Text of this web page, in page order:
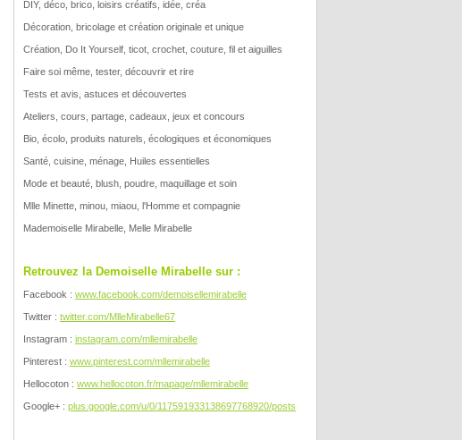
Mars (3)
Février(3)
DIY, déco, brico, loisirs créatifs, idée, créa
Décoration, bricolage et création originale et unique
Création, Do It Yourself, ticot, crochet, couture, fil et aiguilles
Faire soi même, tester, découvrir et rire
Tests et avis, astuces et découvertes
Ateliers, cours, partage, cadeaux, jeux et concours
Bio, écolo, produits naturels, écologiques et économiques
Santé, cuisine, ménage, Huiles essentielles
Mode et beauté, blush, poudre, maquillage et soin
Mlle Minette, minou, miaou, l'Homme et compagnie
Mademoiselle Mirabelle, Melle Mirabelle
Retrouvez la Demoiselle Mirabelle sur :
Facebook : www.facebook.com/demoisellemirabelle
Twitter : twitter.com/MlleMirabelle67
Instagram : instagram.com/mllemirabelle
Pinterest : www.pinterest.com/mllemirabelle
Hellocoton : www.hellocoton.fr/mapage/mllemirabelle
Google+ : plus.google.com/u/0/117591933138697768920/posts